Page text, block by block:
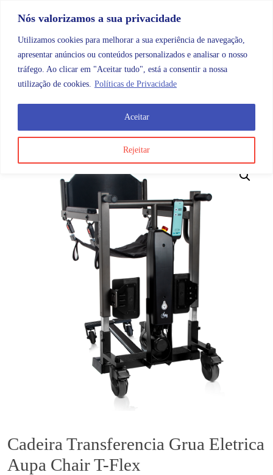
Nós valorizamos a sua privacidade
Utilizamos cookies para melhorar a sua experiência de navegação,
apresentar anúncios ou conteúdos personalizados e analisar o nosso
tráfego. Ao clicar em "Aceitar tudo", está a consentir a nossa
utilização de cookies. Políticas de Privacidade
Rejeitar
Aceitar
Categorias
Ajudas técnicas
Cadeira Transferencia Grua Eletrica
Aupa Chair T-Flex